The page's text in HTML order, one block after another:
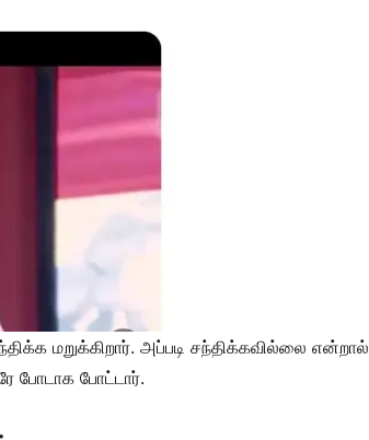
மறுக்கிறார். அப்படி சந்திக்கவில்லை என்றால்
போடாக போட்டார்.